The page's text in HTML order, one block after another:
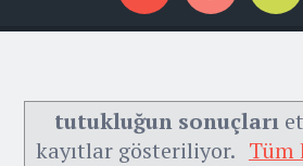
Menu Widgets
tutukluğun sonuçları
kayıtlar gösteriliyor. Tüm